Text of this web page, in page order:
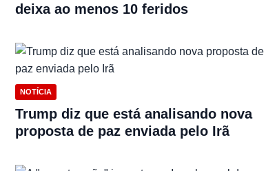
deixa ao menos 10 feridos
NOTÍCIA
Trump diz que está analisando nova
proposta de paz enviada pelo Irã